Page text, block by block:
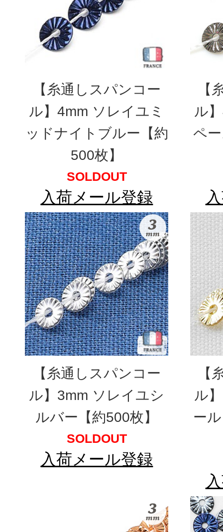
【糸通しスパンコー
ル】4mm ソレイユミ
ッドナイトブルー【約
500枚】
SOLDOUT
入荷メール登録
【
ル
ペ
【糸通しスパンコー
ル】3mm ソレイユシ
ルバー【約500枚】
SOLDOUT
入荷メール登録
【
ル
ー